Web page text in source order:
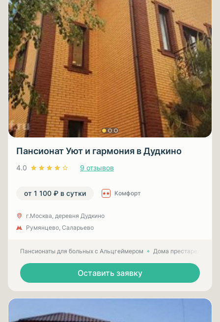
Пансионат Уют и гармония в Дудкино
4.0 9 отзывов
от 1 100 ₽ в сутки Комфорт
г.Москва, деревня Дудкино
Румянцево, Саларьево
Пансионаты для больных с Альцгеймером Дома престарелых
Оставить заявку